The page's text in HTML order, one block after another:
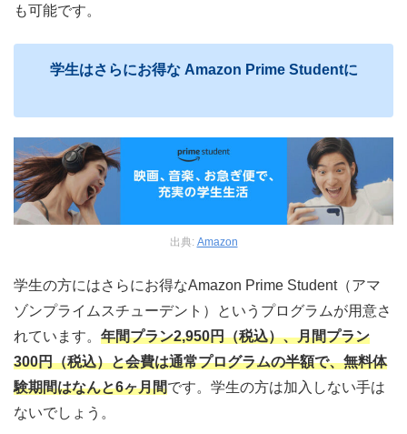
も可能です。
学生はさらにお得な Amazon Prime Studentに
出典: Amazon
学生の方にはさらにお得なAmazon Prime Student（アマ
ゾンプライムスチューデント）というプログラムが用意さ
れています。 年間プラン2,950円（税込）、月間プラン
300円（税込）と会費は通常プログラムの半額で、無料体
験期間はなんと6ヶ月間です。学生の方は加入しない手は
ないでしょう。